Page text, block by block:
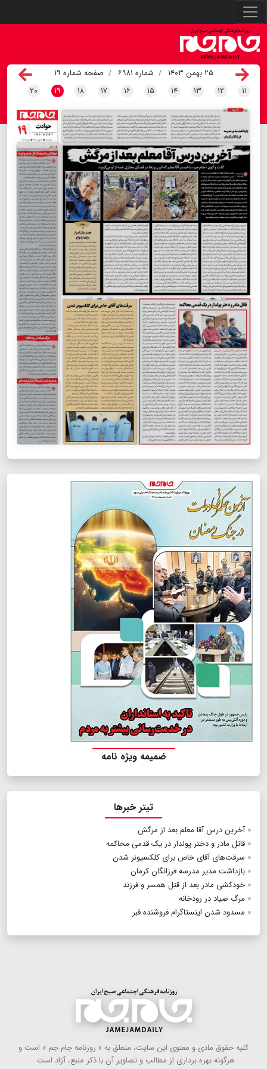
۲۵ بهمن ۱۴۰۳ شماره ۶۹۸۱
صفحه شماره ۱۹
۱۱ ۱۲ ۱۳ ۱۴ ۱۵ ۱۶ ۱۷ ۱۸ ۱۹ ۲۰
ضمیمه ویژه نامه
تیتر خبرها
آخرین درس آقا معلم بعد از مرگش
قاتل مادر و دختر پولدار در یک قدمی محاکمه
سرقت‌های آقای خاص برای کلکسیونر شدن
بازداشت مدیر مدرسه فرزانگان کرمان
خودکشی مادر بعد از قتل همسر و فرزند
مرگ صیاد در رودخانه
مسدود شدن اینستاگرام فروشنده قبر
كلیه حقوق مادی و معنوی این سایت، متعلق به « روزنامه جام جم » است و
هرگونه بهره ‌برداری از مطالب و تصاویر آن با ذكر منبع، آزاد است .